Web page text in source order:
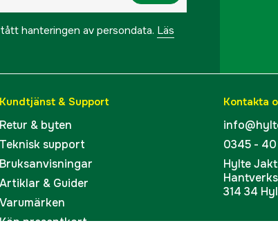
hanteringen av persondata. Läs
Kundtjänst & Support
Retur & byten
Teknisk support
Bruksanvisningar
Artiklar & Guider
Varumärken
Köp presentkort
Kontakta
0345 -
Hylte
314 34